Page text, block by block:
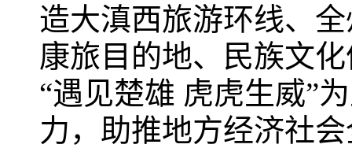
造大滇西旅游环线、
康旅目的地、民族文
“遇见楚雄 虎虎生威”
力，助推地方经济社